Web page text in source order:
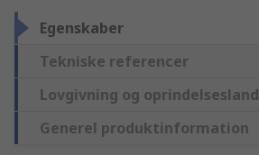
Egenskaber
Tekniske referencer
Lovgivning og oprindelsesland
Generel produktinformation